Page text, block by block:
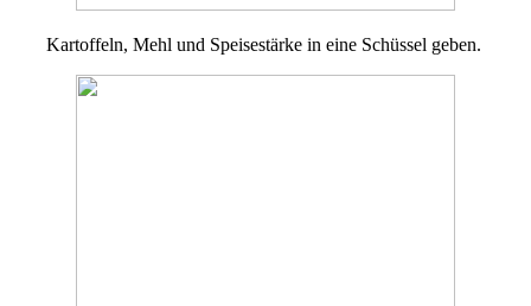
Kartoffeln, Mehl und Speisestärke in eine Schüssel geben.